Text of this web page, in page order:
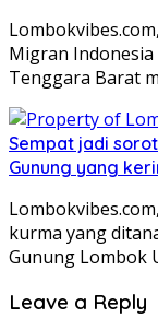
Migran
Tenggara Barat
Sempat jadi
Gunung yang
kurma yang
Gunung Lombok
Leave a Reply